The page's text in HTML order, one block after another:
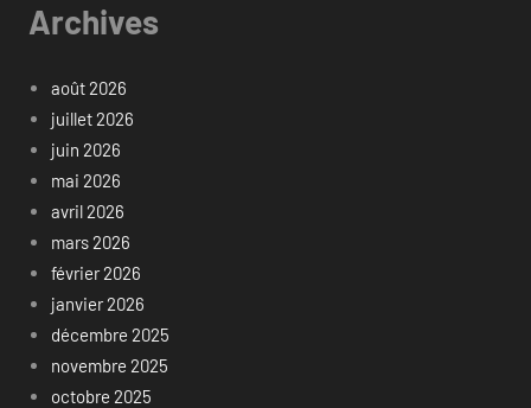
Archives
août 2026
juillet 2026
juin 2026
mai 2026
avril 2026
mars 2026
février 2026
janvier 2026
décembre 2025
novembre 2025
octobre 2025